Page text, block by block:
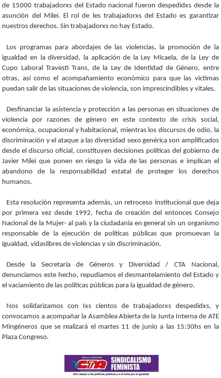
de 15000 trabajadorxs del Estado nacional fueron despedidxs desde la
asunción del Milei. El rol de les trabajadorxs del Estado es garantizar
nuestros derechos. Sin trabajadorxs no hay Estado.
Los programas para abordajes de las violencias, la promoción de la
igualdad en la diversidad, la aplicación de la Ley Micaela, de la Ley de
Cupo Laboral Travesti Trans, de la Ley de Identidad de Género, entre
otras, así como el acompañamiento económico para que las víctimas
puedan salir de las situaciones de violencia, son imprescindibles y vitales.
Desfinanciar la asistencia y protección a las personas en situaciones de
violencia por razones de género en este contexto de crisis social,
económica, ocupacional y habitacional, mientras los discursos de odio, la
discriminación y el ataque a las diversidad sexo genérica son amplificados
desde el discurso oficial, constituyen decisiones políticas del gobierno de
Javier Milei que ponen en riesgo la vida de las personas e implican el
abandono de la responsabilidad estatal de proteger los derechos
humanos.
Esta resolución representa además, un retroceso institucional que deja
por primera vez desde 1992, fecha de creación del entonces Consejo
Nacional de la Mujer- al país y la ciudadanía en general sin un organismo
responsable de la ejecución de políticas públicas que promuevan la
igualdad, vidaslibres de violencias y sin discriminación.
Desde la Secretaría de Géneros y Diversidad / CTA Nacional,
denunciamos este hecho, repudiamos el desmantelamiento del Estado y
el vaciamiento de las políticas públicas para la igualdad de género.
Nos solidarizamos con Ixs cientos de trabajadorxs despedidxs, y
convocamos a acompañar la Asamblea Abierta de la Junta Interna de ATE
Mingéneros que se realizará el martes 11 de junio a las 15:30hs en la
Plaza Congreso.